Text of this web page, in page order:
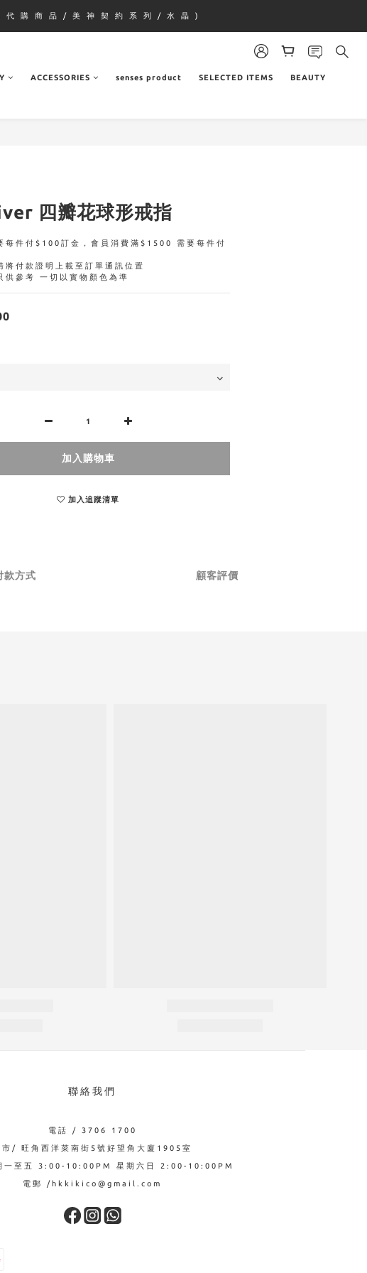
購 商 品 / 美 神 契 約 系 列 / 水 晶 )
ACCESSORIES senses product SELECTED ITEMS BEAUTY
四瓣花球形戒指
每件付$100訂金，會員消費滿$1500 需要每件付
將付款證明上載至訂單通訊位置
供參考 一切以實物顏色為準
加入購物車
加入追蹤清單
款方式 顧客評價
聯絡我們
電話 / 3706 1700
市/ 旺角西洋菜南街5號好望角大廈1905室
一至五 3:00-10:00PM 星期六日 2:00-10:00PM
電郵 /hkkikico@gmail.com